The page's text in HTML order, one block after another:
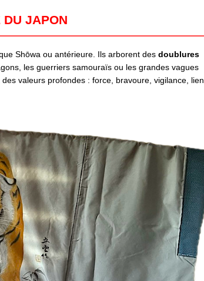
DU JAPON
Shōwa ou antérieure. Ils arborent des doublures
les guerriers samouraïs ou les grandes vagues
valeurs profondes : force, bravoure, vigilance, lien